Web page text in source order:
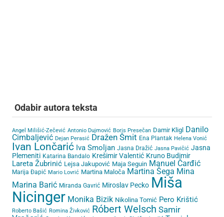
Odabir autora teksta
Angel Milišić-Zečević Antonio Dujmović Boris Presečan Damir Kligl Danilo
Cimbaljević Dejan Perasić Dražen Šmit Ena Plantak Helena Vonić
Ivan Lončarić Iva Smoljan Jasna Dražić Jasna Pavičić Jasna
Plemeniti Katarina Bandalo Krešimir Valentić Kruno Budimir
Lareta Žubrinić Lejsa Jakupović Maja Seguin Manuel Čarđić
Marija Đapić Mario Lovrić Martina Maloča Martina Šega Mina
Marina Barić Miranda Gavrić Miroslav Pecko Miša
Nicinger Monika Bizik Nikolina Tomić Pero Krištić
Roberto Bašić Romina Živković Róbert Welsch Samir